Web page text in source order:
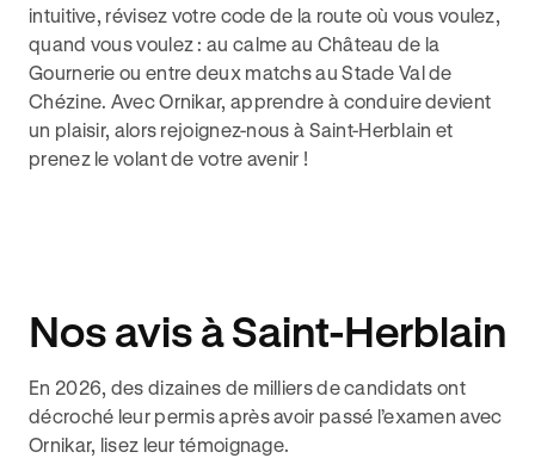
intuitive, révisez votre code de la route où vous voulez,
quand vous voulez : au calme au Château de la
Gournerie ou entre deux matchs au Stade Val de
Chézine. Avec Ornikar, apprendre à conduire devient
un plaisir, alors rejoignez-nous à Saint-Herblain et
prenez le volant de votre avenir !
Nos avis à Saint-Herblain
En 2026, des dizaines de milliers de candidats ont
décroché leur permis après avoir passé l’examen avec
Ornikar, lisez leur témoignage.